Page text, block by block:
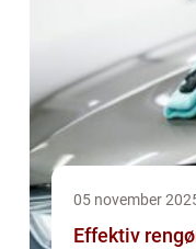
05 november
Effektiv